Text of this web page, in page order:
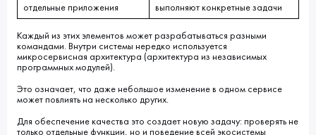
отдельные приложения
выполняют конкретные задачи
Каждый из этих элементов может разрабатываться разными
командами. Внутри системы нередко используется
микросервисная архитектура (архитектура из независимых
программных модулей).
Это означает, что даже небольшое изменение в одном сервисе
может повлиять на несколько других.
Для обеспечение качества это создает новую задачу: проверять не
только отдельные функции, но и поведение всей экосистемы